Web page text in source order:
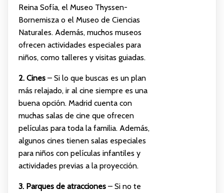
Reina Sofía, el Museo Thyssen-
Bornemisza o el Museo de Ciencias
Naturales. Además, muchos museos
ofrecen actividades especiales para
niños, como talleres y visitas guiadas.
2. Cines– Si lo que buscas es un plan
más relajado, ir al cine siempre es una
buena opción. Madrid cuenta con
muchas salas de cine que ofrecen
películas para toda la familia. Además,
algunos cines tienen salas especiales
para niños con películas infantiles y
actividades previas a la proyección.
3. Parques de atracciones– Si no te